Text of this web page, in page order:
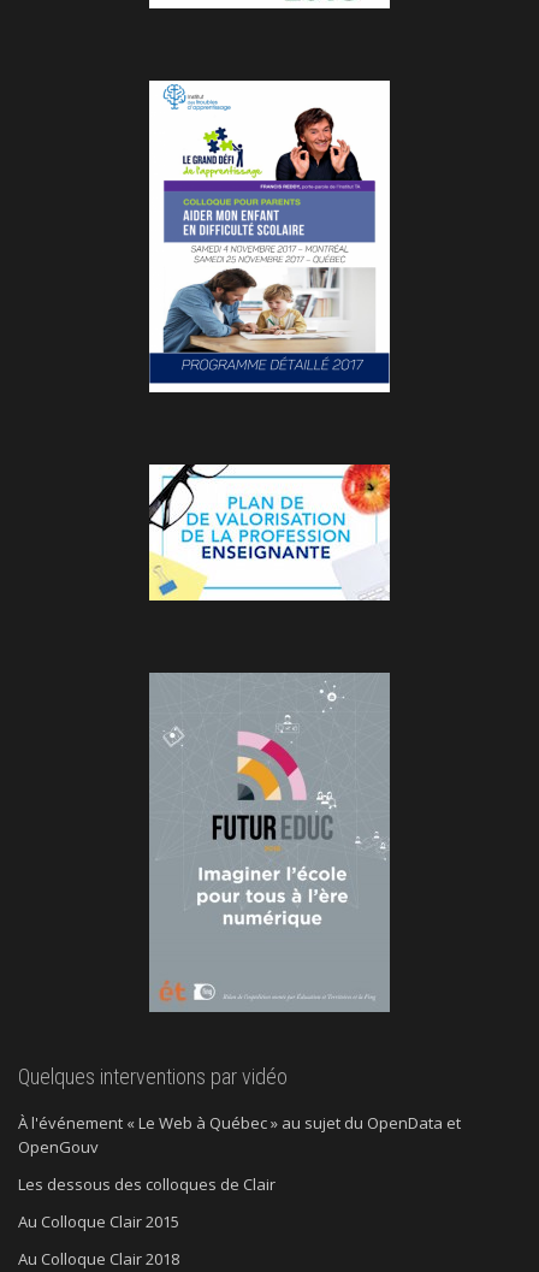
Quelques interventions par vidéo
À l'événement « Le Web à Québec » au sujet du OpenData et
OpenGouv
Les dessous des colloques de Clair
Au Colloque Clair 2015
Au Colloque Clair 2018